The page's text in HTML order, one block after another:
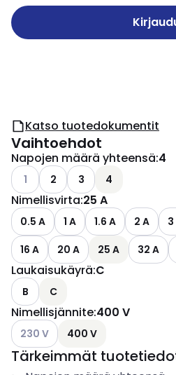
Katso tuotedokumentit
Vaihtoehdot
Napojen määrä yhteensä:4
Katso käytettävissä olevat
1 2 3 4
Nimellisvirta:25 A
0.5 A 1 A 1.6 A 2 A 3
16 A
20 A 25 A 32 A
Laukaisukäyrä:C
B C
Nimellisjännite:400 V
Katso käytettävissä olevat
230 V 400 V
Tärkeimmät